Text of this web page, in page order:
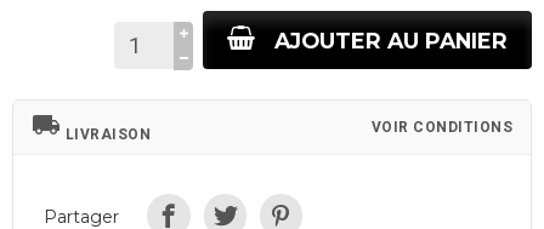
AJOUTER AU PANIER
local_shipping LIVRAISON VOIR CONDITIONS
Partager